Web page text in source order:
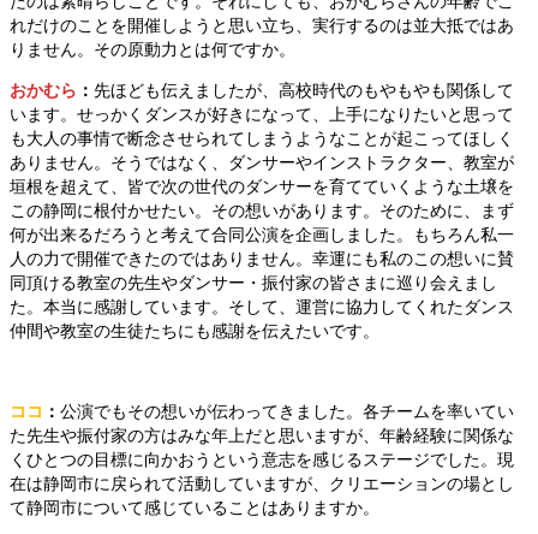
れだけのことを開催しようと思い立ち、実行するのは並大抵ではあ
りません。その原動力とは何ですか。
おかむら ： 先ほども伝えましたが、高校時代のもやもやも関係して
います。せっかくダンスが好きになって、上手になりたいと思って
も大人の事情で断念させられてしまうようなことが起こってほしく
ありません。そうではなく、ダンサーやインストラクター、教室が
垣根を超えて、皆で次の世代のダンサーを育てていくような土壌を
この静岡に根付かせたい。その想いがあります。そのために、まず
何が出来るだろうと考えて合同公演を企画しました。もちろん私一
人の力で開催できたのではありません。幸運にも私のこの想いに賛
同頂ける教室の先生やダンサー・振付家の皆さまに巡り会えまし
た。本当に感謝しています。そして、運営に協力してくれたダンス
仲間や教室の生徒たちにも感謝を伝えたいです。
ココ ： 公演でもその想いが伝わってきました。各チームを率いてい
た先生や振付家の方はみな年上だと思いますが、年齢経験に関係な
くひとつの目標に向かおうという意志を感じるステージでした。現
在は静岡市に戻られて活動していますが、クリエーションの場とし
て静岡市について感じていることはありますか。